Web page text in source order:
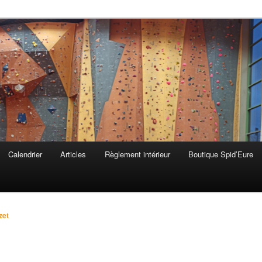
Lieurey
Calendrier Articles Règlement intérieur Boutique Spid’Eure